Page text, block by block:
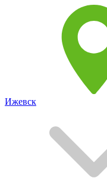
Ижевск